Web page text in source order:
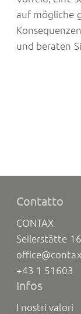
auf mögliche
und beraten
Contatto
CONTAX
Seilerstätte
+43 1 51603
Infos
I nostri valori